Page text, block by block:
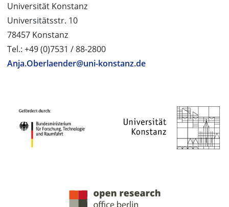
Universität Konstanz
Universitätsstr. 10
78457 Konstanz
Tel.: +49 (0)7531 / 88-2800
Anja.Oberlaender@uni-konstanz.de